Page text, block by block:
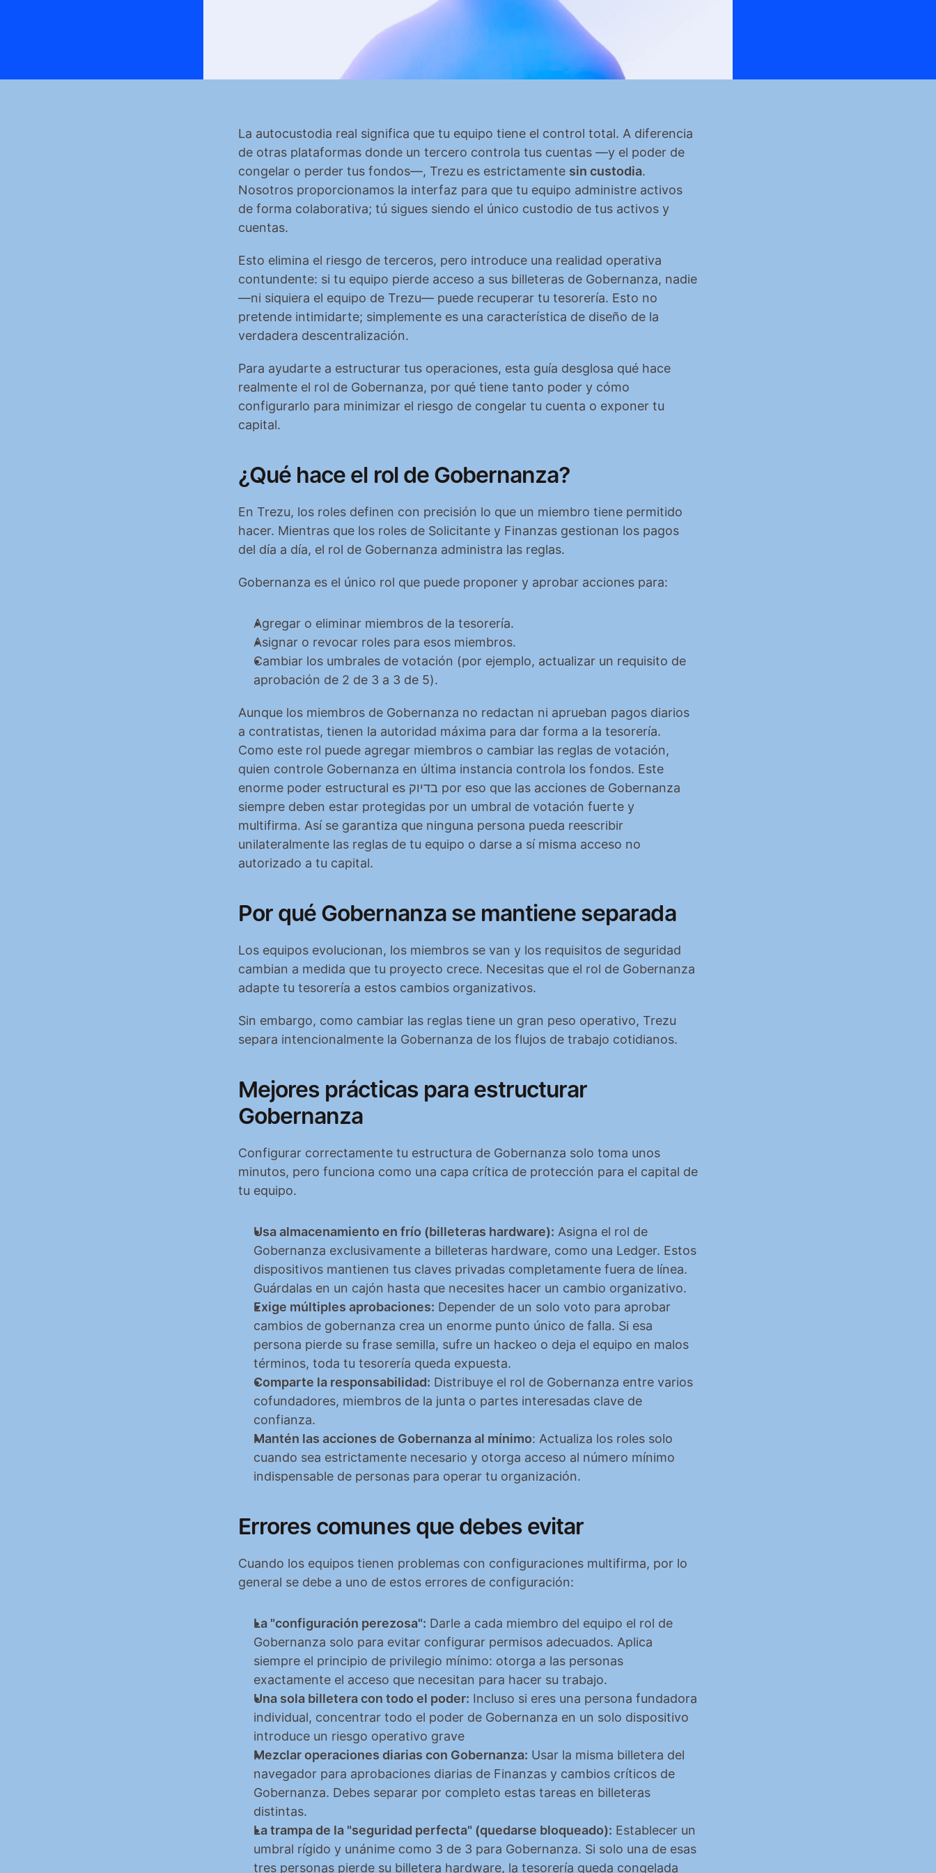
La autocustodia real significa que tu equipo tiene el control total. A diferencia
de otras plataformas donde un tercero controla tus cuentas —y el poder de
congelar o perder tus fondos—, Trezu es estrictamente sin custodia.
Nosotros proporcionamos la interfaz para que tu equipo administre activos
de forma colaborativa; tú sigues siendo el único custodio de tus activos y
cuentas.
Esto elimina el riesgo de terceros, pero introduce una realidad operativa
contundente: si tu equipo pierde acceso a sus billeteras de Gobernanza, nadie
—ni siquiera el equipo de Trezu— puede recuperar tu tesorería. Esto no
pretende intimidarte; simplemente es una característica de diseño de la
verdadera descentralización.
Para ayudarte a estructurar tus operaciones, esta guía desglosa qué hace
realmente el rol de Gobernanza, por qué tiene tanto poder y cómo
configurarlo para minimizar el riesgo de congelar tu cuenta o exponer tu
capital.
¿Qué hace el rol de Gobernanza?
En Trezu, los roles definen con precisión lo que un miembro tiene permitido
hacer. Mientras que los roles de Solicitante y Finanzas gestionan los pagos
del día a día, el rol de Gobernanza administra las reglas.
Gobernanza es el único rol que puede proponer y aprobar acciones para:
Agregar o eliminar miembros de la tesorería.
Asignar o revocar roles para esos miembros.
Cambiar los umbrales de votación (por ejemplo, actualizar un requisito de
aprobación de 2 de 3 a 3 de 5).
Aunque los miembros de Gobernanza no redactan ni aprueban pagos diarios
a contratistas, tienen la autoridad máxima para dar forma a la tesorería.
Como este rol puede agregar miembros o cambiar las reglas de votación,
quien controle Gobernanza en última instancia controla los fondos. Este
enorme poder estructural es בדיוק por eso que las acciones de Gobernanza
siempre deben estar protegidas por un umbral de votación fuerte y
multifirma. Así se garantiza que ninguna persona pueda reescribir
unilateralmente las reglas de tu equipo o darse a sí misma acceso no
autorizado a tu capital.
Por qué Gobernanza se mantiene separada
Los equipos evolucionan, los miembros se van y los requisitos de seguridad
cambian a medida que tu proyecto crece. Necesitas que el rol de Gobernanza
adapte tu tesorería a estos cambios organizativos.
Sin embargo, como cambiar las reglas tiene un gran peso operativo, Trezu
separa intencionalmente la Gobernanza de los flujos de trabajo cotidianos.
Mejores prácticas para estructurar
Gobernanza
Configurar correctamente tu estructura de Gobernanza solo toma unos
minutos, pero funciona como una capa crítica de protección para el capital de
tu equipo.
Usa almacenamiento en frío (billeteras hardware): Asigna el rol de
Gobernanza exclusivamente a billeteras hardware, como una Ledger. Estos
dispositivos mantienen tus claves privadas completamente fuera de línea.
Guárdalas en un cajón hasta que necesites hacer un cambio organizativo.
Exige múltiples aprobaciones: Depender de un solo voto para aprobar
cambios de gobernanza crea un enorme punto único de falla. Si esa
persona pierde su frase semilla, sufre un hackeo o deja el equipo en malos
términos, toda tu tesorería queda expuesta.
Comparte la responsabilidad: Distribuye el rol de Gobernanza entre varios
cofundadores, miembros de la junta o partes interesadas clave de
confianza.
Mantén las acciones de Gobernanza al mínimo: Actualiza los roles solo
cuando sea estrictamente necesario y otorga acceso al número mínimo
indispensable de personas para operar tu organización.
Errores comunes que debes evitar
Cuando los equipos tienen problemas con configuraciones multifirma, por lo
general se debe a uno de estos errores de configuración:
La "configuración perezosa": Darle a cada miembro del equipo el rol de
Gobernanza solo para evitar configurar permisos adecuados. Aplica
siempre el principio de privilegio mínimo: otorga a las personas
exactamente el acceso que necesitan para hacer su trabajo.
Una sola billetera con todo el poder: Incluso si eres una persona fundadora
individual, concentrar todo el poder de Gobernanza en un solo dispositivo
introduce un riesgo operativo grave
Mezclar operaciones diarias con Gobernanza: Usar la misma billetera del
navegador para aprobaciones diarias de Finanzas y cambios críticos de
Gobernanza. Debes separar por completo estas tareas en billeteras
distintas.
La trampa de la "seguridad perfecta" (quedarse bloqueado): Establecer un
umbral rígido y unánime como 3 de 3 para Gobernanza. Si solo una de esas
tres personas pierde su billetera hardware, la tesorería queda congelada